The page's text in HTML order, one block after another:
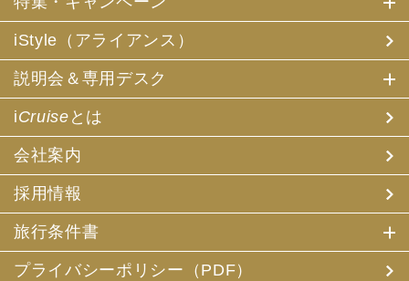
iStyle（アライアンス）
説明会＆専用デスク
iCruise とは
会社案内
採用情報
旅行条件書
プライバシーポリシー（PDF）